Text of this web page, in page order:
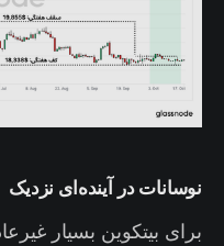
نوسانات در آینده‌ای نزدیک
برای بیتکوین بسیار